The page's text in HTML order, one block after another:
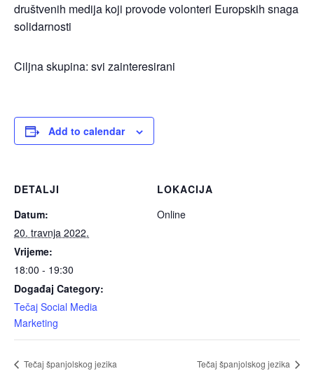
društvenih medija koji provode volonteri Europskih snaga
solidarnosti
Ciljna skupina: svi zainteresirani
Add to calendar
DETALJI
Datum:
20. travnja 2022.
Vrijeme:
18:00 - 19:30
Događaj Category:
Tečaj Social Media
Marketing
LOKACIJA
Online
Tečaj španjolskog jezika Tečaj španjolskog jezika